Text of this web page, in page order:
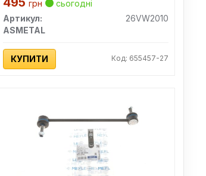
грн
сьогодні
Артикул:
26VW2010
ASMETAL
КУПИТИ Код: 655457-27